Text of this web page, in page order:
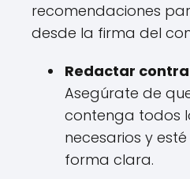
recomendaciones
desde la firma del
Redactar
Asegúrate de
contenga todos
necesarios y
forma clara.